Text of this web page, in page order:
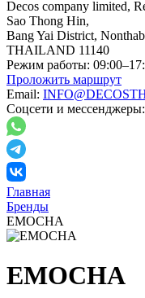
Decos company limited,
Sao Thong Hin,
Bang Yai District,
THAILAND 11140
Режим работы:
Проложить маршрут
Email:
Соцсети и мессенджеры:
Главная
Бренды
EMOCHA
EMOCHA